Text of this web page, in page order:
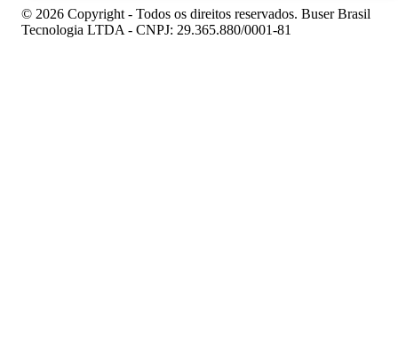
© 2026 Copyright - Todos os direitos reservados. Buser Brasil
Tecnologia LTDA - CNPJ: 29.365.880/0001-81